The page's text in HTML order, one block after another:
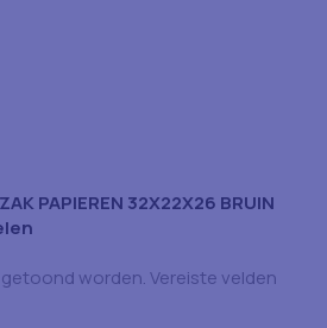
PAPIEREN 32X22X26 BRUIN
worden.Vereiste velden